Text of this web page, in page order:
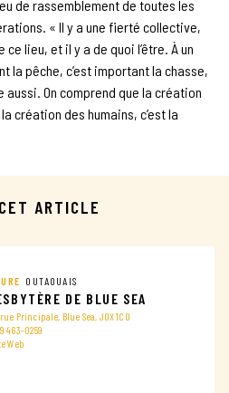
de rassemblement de toutes les
« Il y a une fierté collective,
lieu, et il y a de quoi l’être. À un
la pêche, c’est important la chasse,
On comprend que la création
la création des humains, c’est la
ARTICLE
OUTAOUAIS
DE BLUE SEA
Principale, Blue Sea, J0X 1C0
463-0259
Web